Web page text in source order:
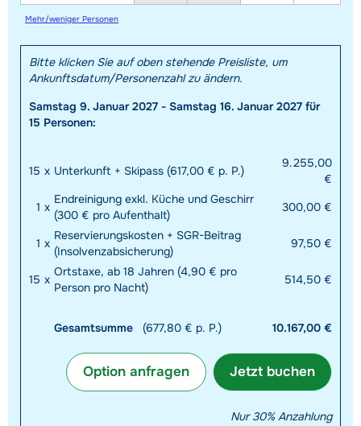
Alle Unterkünfte in diesem Gebiet anzeigen
Diese Karte zeigt eine Indikation der Lage unserer Unterkünfte. Die genaue
Lage kann jedoch abweichen.
Mehr/weniger Personen
Bitte klicken Sie auf oben stehende Preisliste, um
Ankunftsdatum/Personenzahl zu ändern.
Samstag 9. Januar 2027 - Samstag 16. Januar 2027 für
15 Personen:
15 x Unterkunft + Skipass (617,00 € p. P.)
9.255,00
€
1 x
Endreinigung exkl. Küche und Geschirr
(300 € pro Aufenthalt)
300,00 €
1 x
Reservierungskosten + SGR-Beitrag
(Insolvenzabsicherung)
97,50 €
15 x
Ortstaxe, ab 18 Jahren (4,90 € pro
Person pro Nacht)
514,50 €
Gesamtsumme (677,80 € p. P.) 10.167,00 €
Jetzt buchen
Option anfragen
Nur 30% Anzahlung